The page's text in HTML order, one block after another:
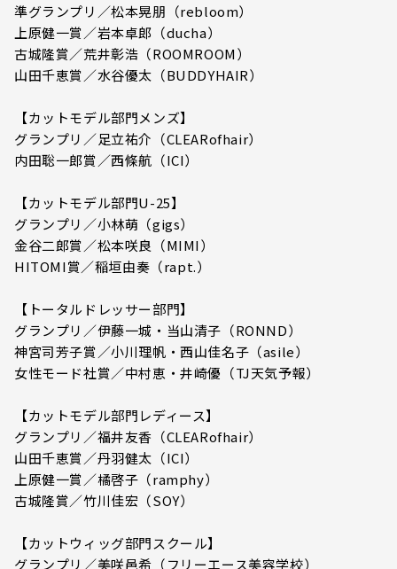
準グランプリ／松本晃朋（rebloom）
上原健一賞／岩本卓郎（ducha）
古城隆賞／荒井彰浩（ROOMROOM）
山田千恵賞／水谷優太（BUDDYHAIR）
【カットモデル部門メンズ】
グランプリ／足立祐介（CLEARofhair）
内田聡一郎賞／西條航（ICI）
【カットモデル部門U-25】
グランプリ／小林萌（gigs）
金谷二郎賞／松本咲良（MIMI）
HITOMI賞／稲垣由奏（rapt.）
【トータルドレッサー部門】
グランプリ／伊藤一城・当山清子（RONND）
神宮司芳子賞／小川理帆・西山佳名子（asile）
女性モード社賞／中村恵・井崎優（TJ天気予報）
【カットモデル部門レディース】
グランプリ／福井友香（CLEARofhair）
山田千恵賞／丹羽健太（ICI）
上原健一賞／橘啓子（ramphy）
古城隆賞／竹川佳宏（SOY）
【カットウィッグ部門スクール】
グランプリ／美咲邑希（フリーエース美容学校）